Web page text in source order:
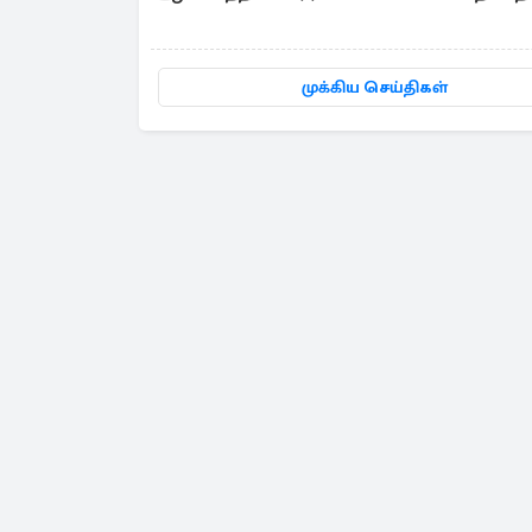
முக்கிய செய்திகள்